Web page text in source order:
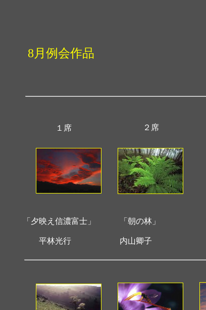
8月例会作品
２席
１席
「夕映え信濃富士」
平林光行
「朝の林」
内山卿子